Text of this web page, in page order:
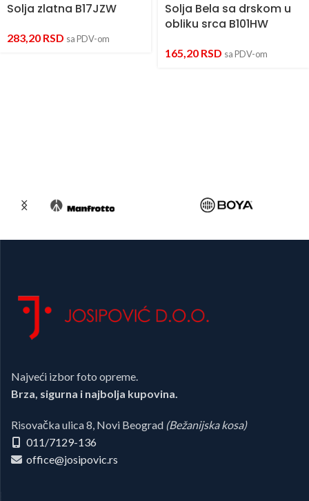
Solja zlatna B17JZW
283,20 RSD sa PDV-om
Solja Bela sa drskom u
obliku srca B101HW
165,20 RSD sa PDV-om
Najveći izbor foto opreme.
Brza, sigurna i najbolja kupovina.
Risovačka ulica 8, Novi Beograd (Bežanijska kosa)
011/7129-136
office@josipovic.rs